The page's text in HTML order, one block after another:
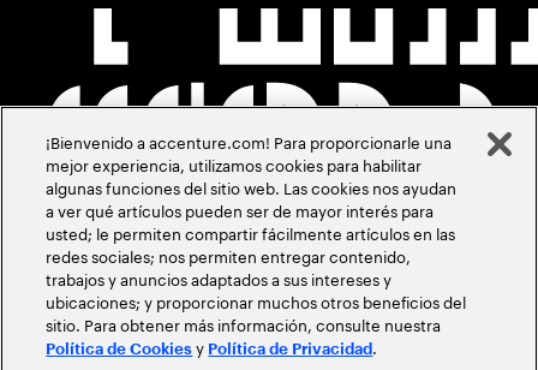
¡Bienvenido a accenture.com! Para proporcionarle una
mejor experiencia, utilizamos cookies para habilitar
algunas funciones del sitio web. Las cookies nos ayudan
a ver qué artículos pueden ser de mayor interés para
usted; le permiten compartir fácilmente artículos en las
redes sociales; nos permiten entregar contenido,
trabajos y anuncios adaptados a sus intereses y
ubicaciones; y proporcionar muchos otros beneficios del
sitio. Para obtener más información, consulte nuestra
Política de Cookies y Política de Privacidad .